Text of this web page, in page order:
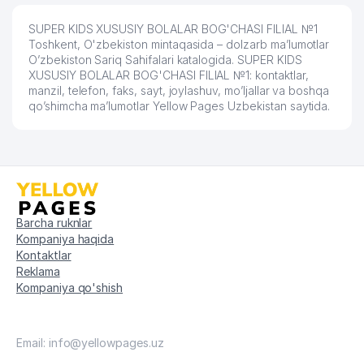
SUPER KIDS XUSUSIY BOLALAR BOG'CHASI FILIAL №1
Toshkent, O'zbekiston mintaqasida – dolzarb ma’lumotlar
O’zbekiston Sariq Sahifalari katalogida. SUPER KIDS
XUSUSIY BOLALAR BOG'CHASI FILIAL №1: kontaktlar,
manzil, telefon, faks, sayt, joylashuv, mo’ljallar va boshqa
qo’shimcha ma’lumotlar Yellow Pages Uzbekistan saytida.
Barcha ruknlar
Kompaniya haqida
Kontaktlar
Reklama
Kompaniya qo'shish
Email: info@yellowpages.uz